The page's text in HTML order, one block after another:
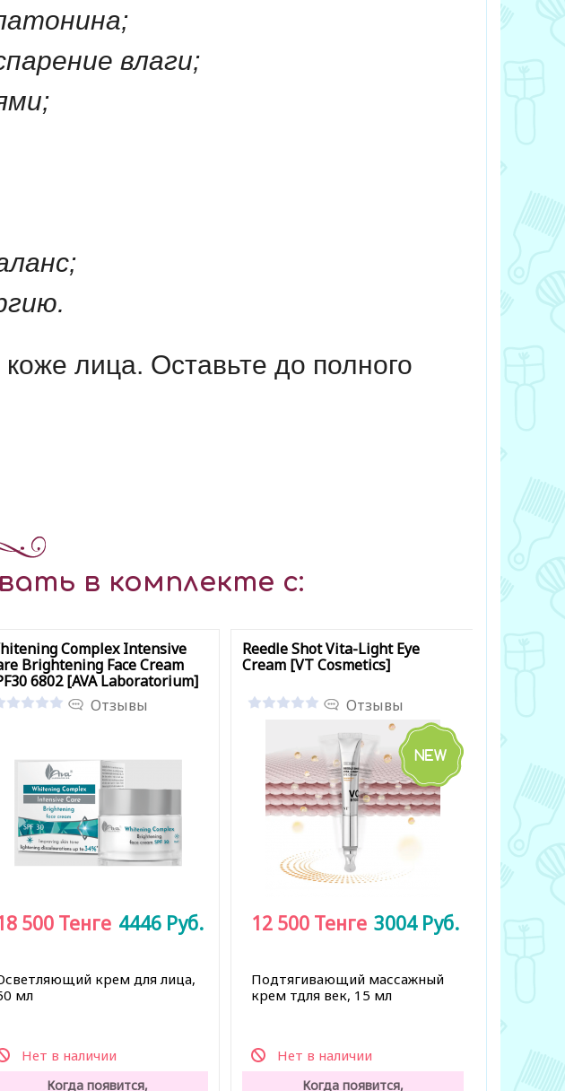
влаги;
лица. Оставьте до полного
в комплекте с:
Complex Intensive
Brightening Face Cream
6802 [AVA Laboratorium]
Отзывы
крем для лица,
мл
Нет в наличии
500 Тенге 4446 Руб.
Когда появится,
Reedle Shot Vita-Light Eye
Cream [VT Cosmetics]
Отзывы
Подтягивающий массажный
крем тдля век, 15 мл
Нет в наличии
12 500 Тенге 3004 Руб.
Когда появится,